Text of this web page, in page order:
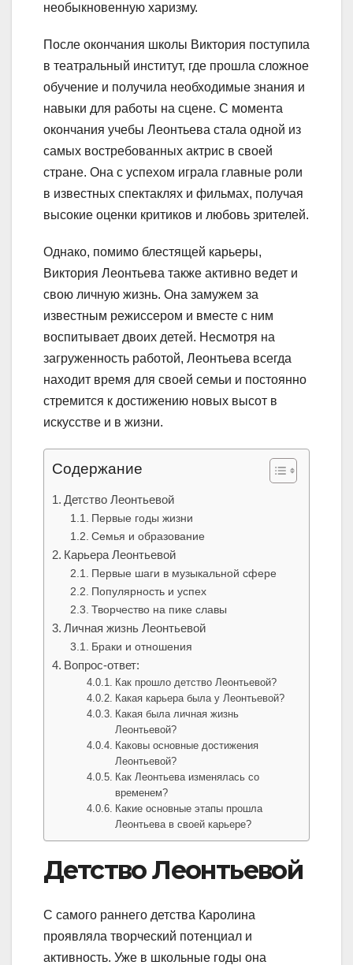
необыкновенную харизму.
После окончания школы Виктория поступила
в театральный институт, где прошла сложное
обучение и получила необходимые знания и
навыки для работы на сцене. С момента
окончания учебы Леонтьева стала одной из
самых востребованных актрис в своей
стране. Она с успехом играла главные роли
в известных спектаклях и фильмах, получая
высокие оценки критиков и любовь зрителей.
Однако, помимо блестящей карьеры,
Виктория Леонтьева также активно ведет и
свою личную жизнь. Она замужем за
известным режиссером и вместе с ним
воспитывает двоих детей. Несмотря на
загруженность работой, Леонтьева всегда
находит время для своей семьи и постоянно
стремится к достижению новых высот в
искусстве и в жизни.
Содержание
Детство Леонтьевой
Первые годы жизни
Семья и образование
Карьера Леонтьевой
Первые шаги в музыкальной сфере
Популярность и успех
Творчество на пике славы
Личная жизнь Леонтьевой
Браки и отношения
Вопрос-ответ:
Как прошло детство Леонтьевой?
Какая карьера была у Леонтьевой?
Какая была личная жизнь
Леонтьевой?
Каковы основные достижения
Леонтьевой?
Как Леонтьева изменялась со
временем?
Какие основные этапы прошла
Леонтьева в своей карьере?
Детство Леонтьевой
С самого раннего детства Каролина
проявляла творческий потенциал и
активность. Уже в школьные годы она